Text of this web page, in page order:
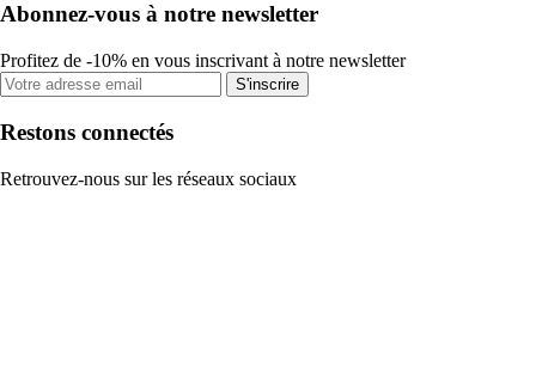
Abonnez-vous à notre newsletter
Profitez de -10% en vous inscrivant à notre newsletter
S'inscrire
Restons connectés
Retrouvez-nous sur les réseaux sociaux